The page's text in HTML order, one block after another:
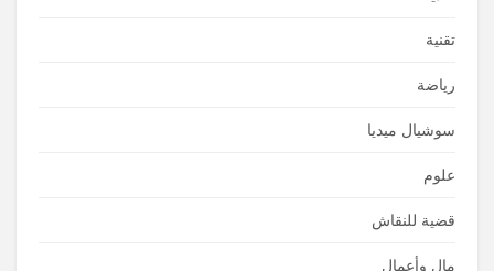
تقنية
رياضة
سوشيال ميديا
علوم
قضية للنقاش
مال وأعمال